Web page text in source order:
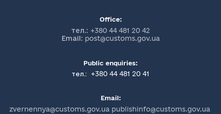
Office:
тел.: +380 44 481 20 42
Email: post@customs.gov.ua
Public enquiries:
тел.:
+380 44 481 20 41
Email:
zvernennya@customs.gov.ua publishinfo@customs.gov.ua